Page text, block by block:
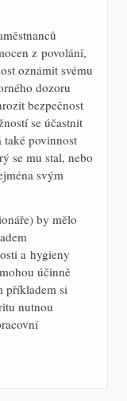
z povolání,
oznámit svému
dozoru
bezpečnost
se účastnit
také povinnost
se mu stal, nebo
svým
by mělo
a hygieny
účinně
příkladem si
nutnou